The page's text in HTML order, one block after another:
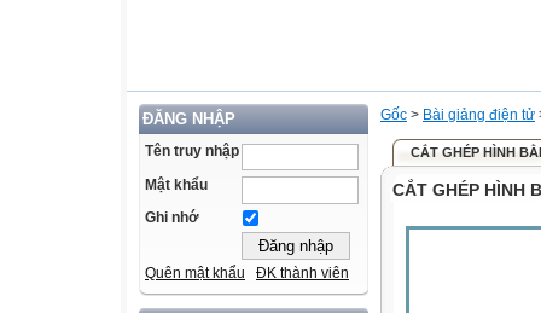
ĐĂNG NHẬP
Tên truy nhập
Mật khẩu
Ghi nhớ
Quên mật khẩu ĐK thành viên
Gốc > Bài giảng điện tử
CẮT GHÉP HÌNH
CẮT GHÉP HÌNH